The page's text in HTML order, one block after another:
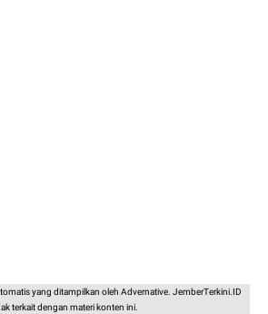
yang ditampilkan oleh Advernative. JemberTerkini.ID
terkait dengan materi konten ini.